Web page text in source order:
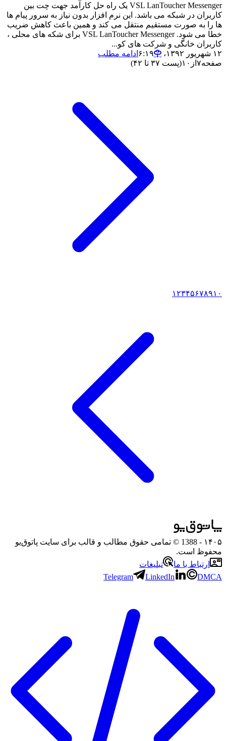
VSL LanToucher Messenger یک راه حل کارآمد جهت چت بین
کاربران در شبکه می باشد. این نرم افزار بدون نیاز به سرور پیام ها
ها را به صورت مستقیم منتقل می کند و همین باعث کاهش ضریب
خطا می شود. VSL LanToucher Messenger برای شکه های محلی ،
کاربران خانگی و شرکت های کو...
۱۲ شهریور ۱۳۹۲،‏ ۶:۱۹
ادامه مطلب
صفحه۷ از ۱۰(پست ۳۷ تا ۴۲)
۱۲۳۴۵۶۷۸۹۱۰
۱۴۰۵
- 1388 © تمامی حقوق مطالب و قالب برای سایت پاتوق‌یو
محفوظ است.
ارتباط با ما
تبلیغات
Telegram
LinkedIn DMCA